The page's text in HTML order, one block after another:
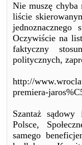
Nie muszę
liście
Oczywiście na
faktyczny
politycznych,
http://
premiera-
Szantaż sądowy
Polsce,
samego